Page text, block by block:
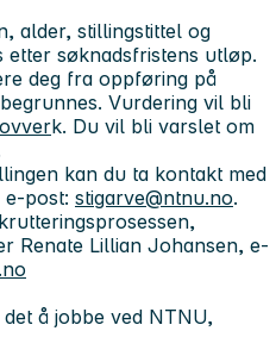
alder, stillingstittel og
etter søknadsfristens utløp.
deg fra oppføring på
Vurdering vil bli
k. Du vil bli varslet om
kan du ta kontakt med
post: stigarve@ntnu.no.
Renate Lillian Johansen, e-
å jobbe ved NTNU,